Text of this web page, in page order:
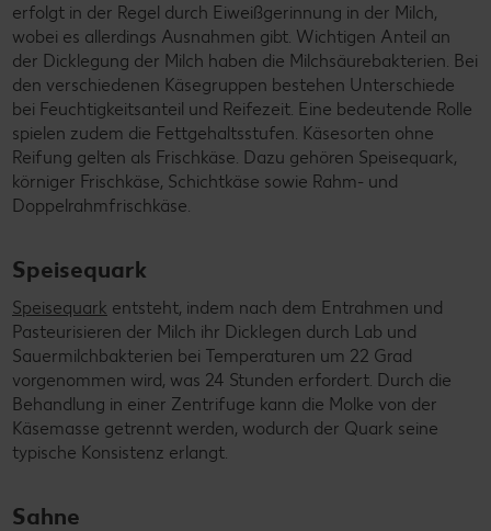
erfolgt in der Regel durch Eiweißgerinnung in der Milch,
wobei es allerdings Ausnahmen gibt. Wichtigen Anteil an
der Dicklegung der Milch haben die Milchsäurebakterien. Bei
den verschiedenen Käsegruppen bestehen Unterschiede
bei Feuchtigkeitsanteil und Reifezeit. Eine bedeutende Rolle
spielen zudem die Fettgehaltsstufen. Käsesorten ohne
Reifung gelten als Frischkäse. Dazu gehören Speisequark,
körniger Frischkäse, Schichtkäse sowie Rahm- und
Doppelrahmfrischkäse.
Speisequark
Speisequark entsteht, indem nach dem Entrahmen und
Pasteurisieren der Milch ihr Dicklegen durch Lab und
Sauermilchbakterien bei Temperaturen um 22 Grad
vorgenommen wird, was 24 Stunden erfordert. Durch die
Behandlung in einer Zentrifuge kann die Molke von der
Käsemasse getrennt werden, wodurch der Quark seine
typische Konsistenz erlangt.
Sahne